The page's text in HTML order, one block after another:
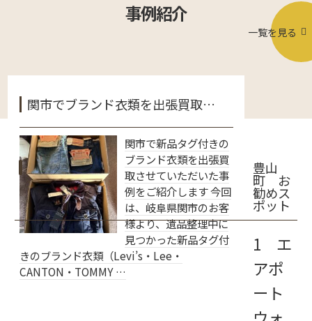
事例紹介
一覧を見る
関市でブランド衣類を出張買取…
関市で新品タグ付きの
ブランド衣類を出張買
取させていただいた事
例をご紹介します 今回
は、岐阜県関市のお客
様より、遺品整理中に
見つかった新品タグ付
きのブランド衣類（Levi’s・Lee・
CANTON・TOMMY …
豊山
町 お
勧めス
ポット
1 エ
アポ
ート